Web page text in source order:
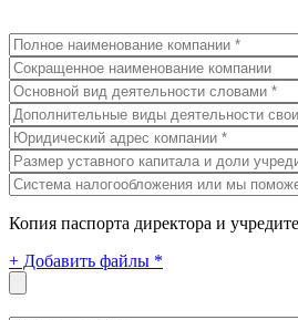
Копия паспорта директора и
+ Добавить файлы *